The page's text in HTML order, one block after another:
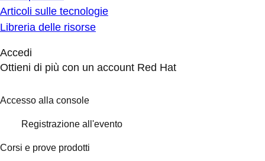
Articoli sulle tecnologie
Libreria delle risorse
Accedi
Ottieni di più con un account Red Hat
Accesso alla console
Registrazione all'evento
Corsi e prove prodotti